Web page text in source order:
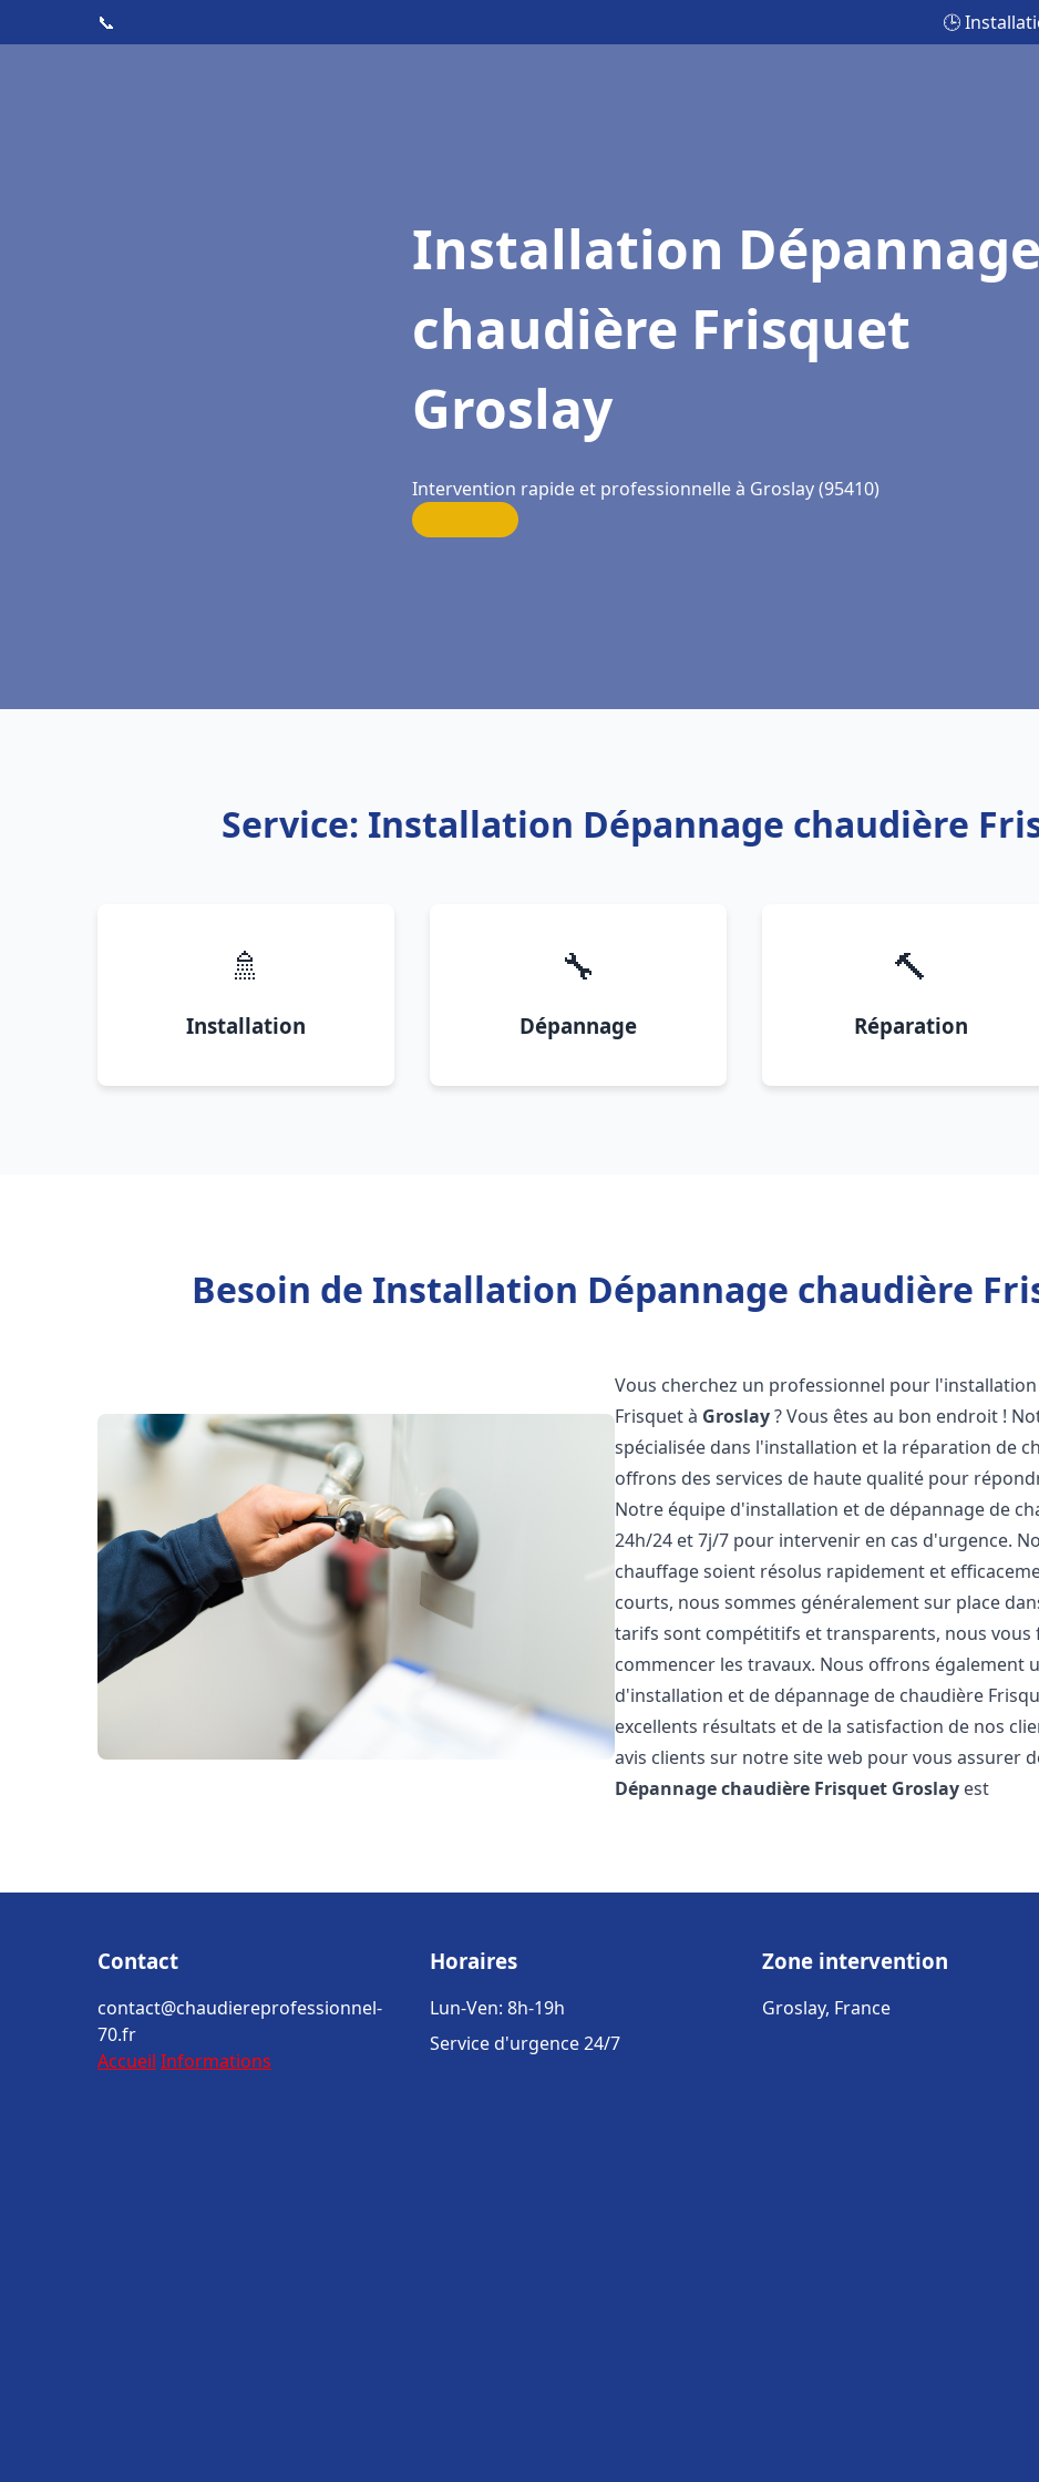
📞 🕒
Installation Dépannage
chaudière Frisquet
Groslay
Intervention rapide et professionnelle à Groslay (95410)
Service: Installation Dépannage chaudière
🚿
Installation
🔧
Dépannage
🔨
Réparation
Besoin de Installation Dépannage chaudière
Vous cherchez un professionnel pour
Frisquet à Groslay? Vous êtes au bon endroit !
spécialisée dans l'installation et la réparation de
offrons des services de haute qualité pour
Notre équipe d'installation et de dépannage de
24h/24 et 7j/7 pour intervenir en cas d'urgence.
chauffage soient résolus rapidement et
courts, nous sommes généralement sur place
tarifs sont compétitifs et transparents, nous
commencer les travaux. Nous offrons également
d'installation et de dépannage de chaudière
excellents résultats et de la satisfaction de nos
avis clients sur notre site web pour vous assurer
Dépannage chaudière Frisquet Groslay est
Contact
contact@chaudiereprofessionnel-
70.fr
Accueil Informations
Horaires
Lun-Ven: 8h-19h
Service d'urgence 24/7
Zone intervention
Groslay, France